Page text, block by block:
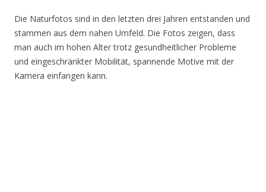
Die Naturfotos sind in den letzten drei Jahren entstanden und
stammen aus dem nahen Umfeld. Die Fotos zeigen, dass
man auch im hohen Alter trotz gesundheitlicher Probleme
und eingeschränkter Mobilität, spannende Motive mit der
Kamera einfangen kann.